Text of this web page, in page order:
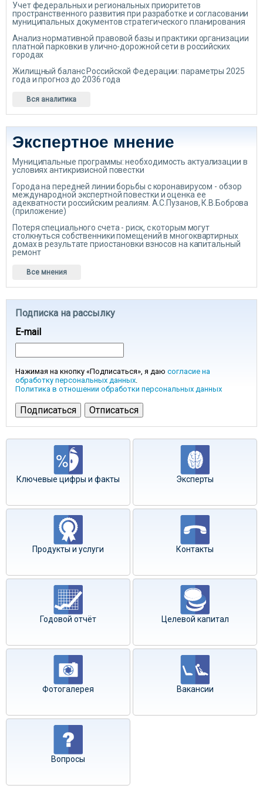
Учет федеральных и региональных приоритетов
пространственного развития при разработке и согласовании
муниципальных документов стратегического планирования
Анализ нормативной правовой базы и практики организации
платной парковки в улично-дорожной сети в российских
городах
Жилищный баланс Российской Федерации: параметры 2025
года и прогноз до 2036 года
Вся аналитика
Экспертное мнение
Муниципальные программы: необходимость актуализации в
условиях антикризисной повестки
Города на передней линии борьбы с коронавирусом - обзор
международной экспертной повестки и оценка ее
адекватности российским реалиям. А.С.Пузанов, К.В.Боброва
(приложение)
Потеря специального счета - риск, с которым могут
столкнуться собственники помещений в многоквартирных
домах в результате приостановки взносов на капитальный
ремонт
Все мнения
Подписка на рассылку
E-mail
Нажимая на кнопку «Подписаться», я даю согласие на
обработку персональных данных.
Политика в отношении обработки персональных данных
Ключевые цифры и факты Эксперты
Продукты и услуги Контакты
Годовой отчёт Целевой капитал
Фотогалерея Вакансии
Вопросы